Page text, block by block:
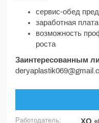
сервис-обед
заработная
возможность
роста
Заинтересованным
Работодатель: